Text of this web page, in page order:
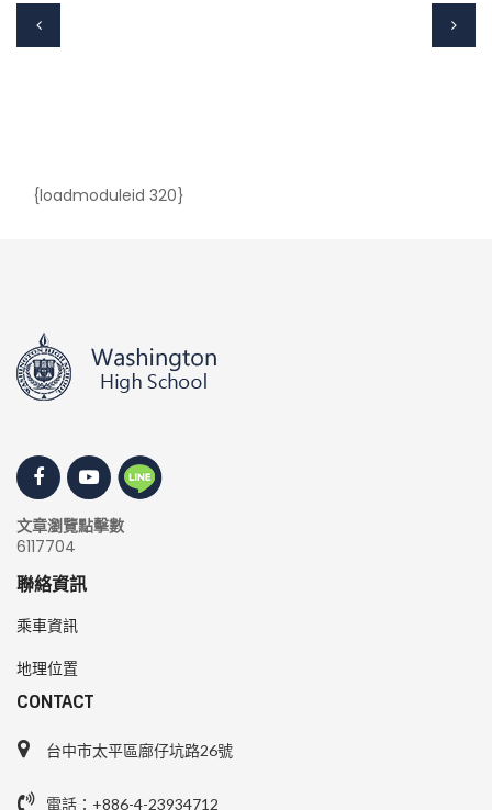
{loadmoduleid 320}
文章瀏覽點擊數
6117704
聯絡資訊
乘車資訊
地理位置
CONTACT
台中市太平區廍仔坑路26號
電話：+886-4-23934712